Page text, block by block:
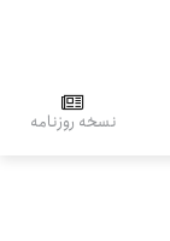
نسخه روزنامه